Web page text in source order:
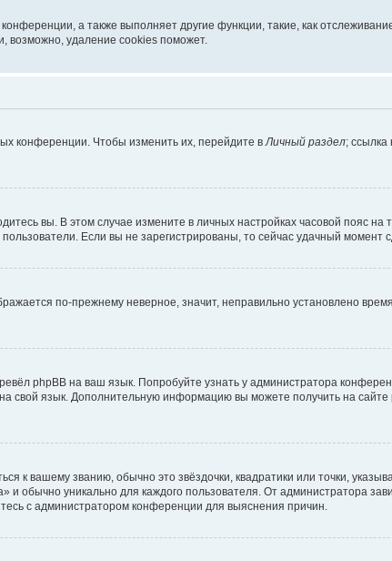
а также выполняет другие функции, такие, как
возможно, удаление cookies поможет.
конференции. Чтобы изменить их, перейдите в Личный раздел; ссылка
вы. В этом случае измените в личных настройках часовой пояс на
Если вы не зарегистрированы, то сейчас удачный момент
по-прежнему неверное, значит, неправильно установлено
phpBB на ваш язык. Попробуйте узнать у администратора
свой язык. Дополнительную информацию вы можете получить на
к вашему званию, обычно это звёздочки, квадратики или точки,
обычно уникально для каждого пользователя. От администратора
с администратором конференции для выяснения причин.